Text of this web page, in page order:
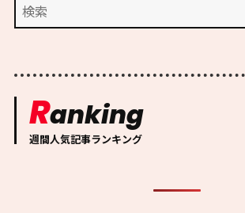
Ranking
週間人気記事ランキング